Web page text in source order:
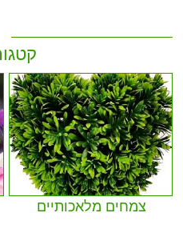
צמחים מלאכותיים